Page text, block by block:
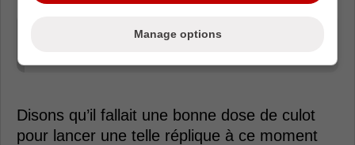
« Je sais que vous êtes nerveux. Vous
Disons qu’il fallait une bonne dose de culot
pour lancer une telle réplique à ce moment
Manage options